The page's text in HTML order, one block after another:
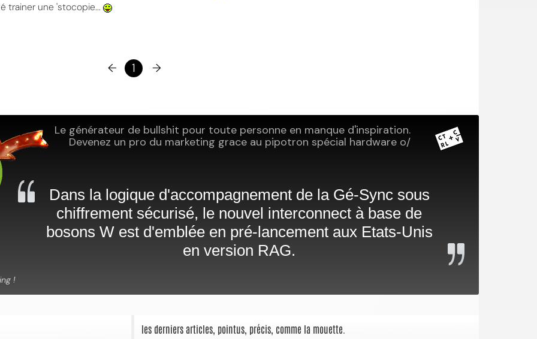
trainer une 'stocopie...
← 1 →
les derniers articles, pointus, précis, comme la mouette.